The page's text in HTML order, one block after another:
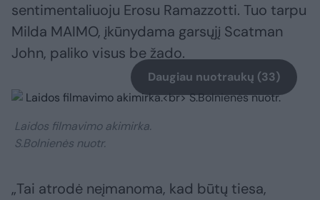
sentimentaliuoju Erosu Ramazzotti. Tuo tarpu
Milda MAIMO, įkūnydama garsųjį Scatman
John, paliko visus be žado.
Daugiau nuotraukų (33)
Laidos filmavimo akimirka.
S.Bolnienės nuotr.
„Tai atrodė neįmanoma, kad būtų tiesa,